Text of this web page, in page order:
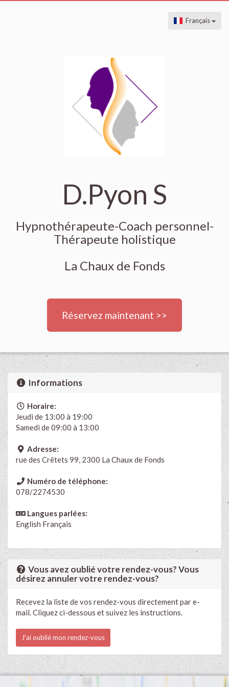
Français
D.Pyon S
Hypnothérapeute-Coach personnel-
Thérapeute holistique
La Chaux de Fonds
Réservez maintenant >>
Informations
Horaire:
Jeudi de 13:00 à 19:00
Samedi de 09:00 à 13:00
Adresse:
rue des Crêtets 99, 2300 La Chaux de Fonds
Numéro de téléphone:
078/2274530
Langues parlées:
English Français
Vous avez oublié votre rendez-vous? Vous
désirez annuler votre rendez-vous?
Recevez la liste de vos rendez-vous directement par e-
mail. Cliquez ci-dessous et suivez les instructions.
J'ai oublié mon rendez-vous